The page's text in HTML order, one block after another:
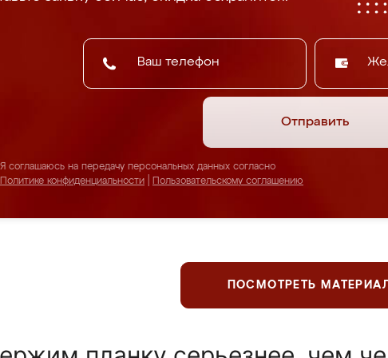
Отправить
Я соглашаюсь на передачу персональных данных согласно
Политике конфиденциальности
Пользовательскому соглашению
ПОСМОТРЕТЬ